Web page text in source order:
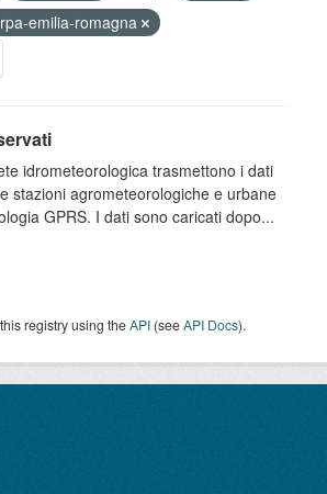
emilia-romagna
idrometeorologica trasmettono i dati
stazioni agrometeorologiche e urbane
GPRS. I dati sono caricati dopo...
registry using theAPI (seeAPI Docs).